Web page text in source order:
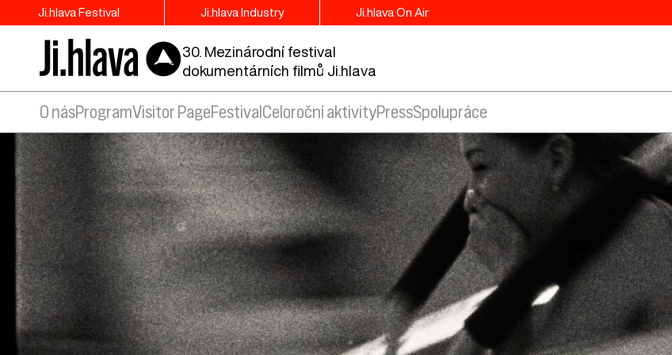
Ji.hlava Festival Ji.hlava Industry Ji.hlava On Air
30. Mezinárodní festival
dokumentárních filmů Ji.hlava
O násProgramVisitor PageFestival Celoroční aktivityPressSpolupráce